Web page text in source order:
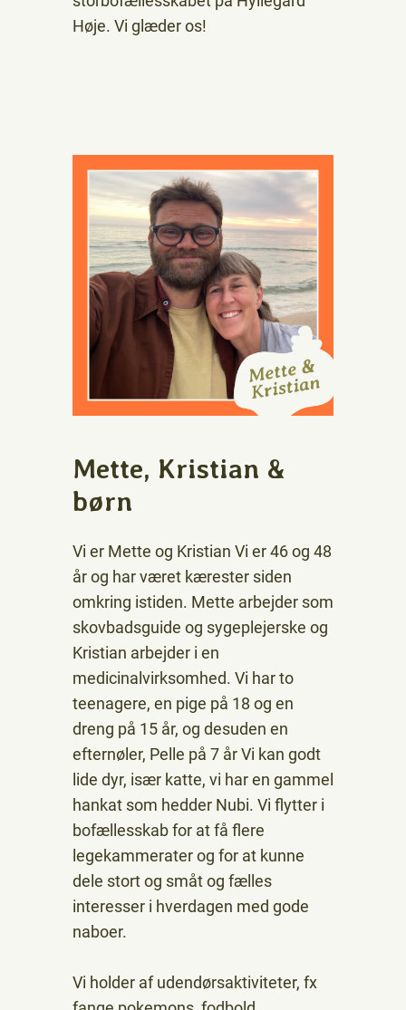
Høje. Vi glæder os!
Mette, Kristian &
børn
Vi er Mette og Kristian Vi er 46 og 48
år og har været kærester siden
omkring istiden. Mette arbejder som
skovbadsguide og sygeplejerske og
Kristian arbejder i en
medicinalvirksomhed. Vi har to
teenagere, en pige på 18 og en
dreng på 15 år, og desuden en
efternøler, Pelle på 7 år Vi kan godt
lide dyr, især katte, vi har en gammel
hankat som hedder Nubi. Vi flytter i
bofællesskab for at få flere
legekammerater og for at kunne
dele stort og småt og fælles
interesser i hverdagen med gode
naboer.
Vi holder af udendørsaktiviteter, fx